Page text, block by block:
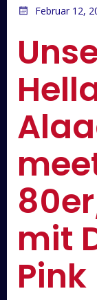
Februar 12,
mit
Pink